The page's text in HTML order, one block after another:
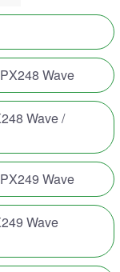
Wave
Wave /
Wave
Wave